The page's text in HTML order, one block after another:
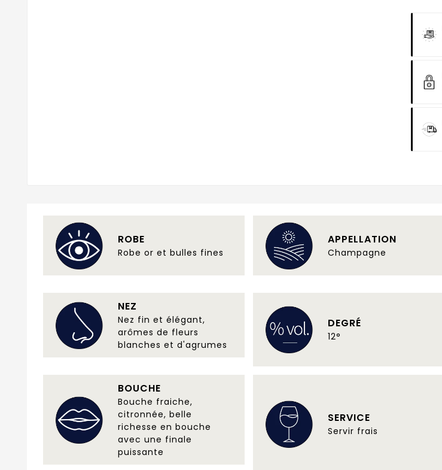
ROBE
Robe or et bulles fines
APPELLATION
Champagne
NEZ
Nez fin et élégant,
arômes de fleurs
blanches et d'agrumes
DEGRÉ
12°
BOUCHE
Bouche fraiche,
citronnée, belle
richesse en bouche
avec une finale
puissante
SERVICE
Servir frais